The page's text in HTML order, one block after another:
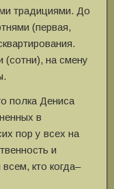
традициями. До
(первая,
(сотни), на смену
полка Дениса
в
пор у всех на
и
кто когда–